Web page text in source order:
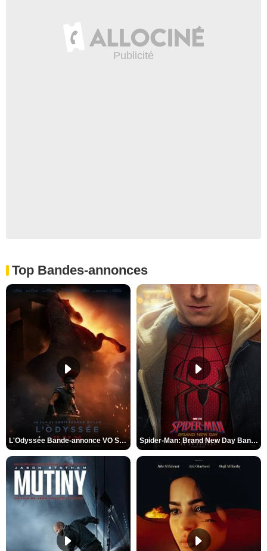
Top Bandes-annonces
L'Odyssée Bande-annonce VO STFR Spider-Man: Brand New Day Bande-annonce VO STFR